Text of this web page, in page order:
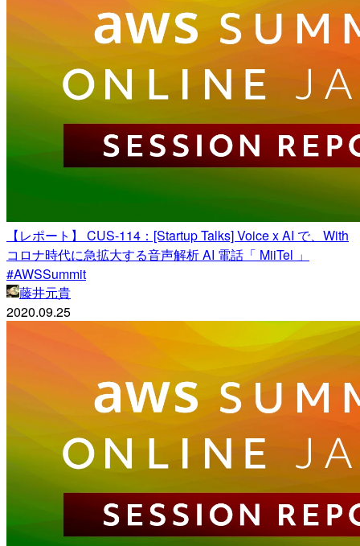
【レポート】 CUS-114：[Startup Talks] Voice x AI で、With
コロナ時代に急拡大する音声解析 AI 電話「 MiiTel 」
#AWSSummit
藤井元貴
2020.09.25